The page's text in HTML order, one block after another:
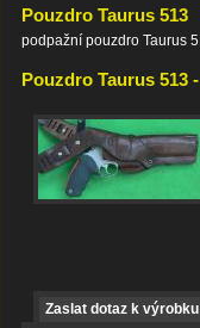
Pouzdro Taurus 513
podpažní pouzdro Taurus
Pouzdro Taurus 513
Zaslat dotaz k výrobku